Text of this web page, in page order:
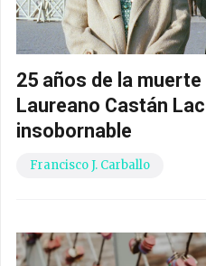
25 años de la
Laureano Castán
insobornable
Francisco J. Carballo